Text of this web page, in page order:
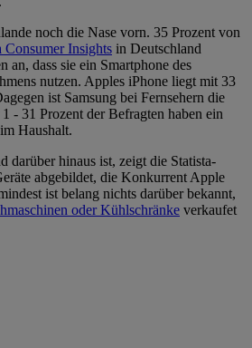
noch die Nase vorn. 35 Prozent von
Consumer Insights in Deutschland
an, dass sie ein Smartphone des
nutzen. Apples iPhone liegt mit 33
ist Samsung bei Fernsehern die
- 31 Prozent der Befragten haben ein
Haushalt.
darüber hinaus ist, zeigt die Statista-
abgebildet, die Konkurrent Apple
ist belang nichts darüber bekannt,
oder Kühlschränke verkaufet